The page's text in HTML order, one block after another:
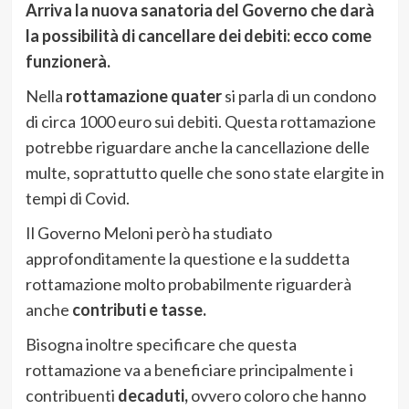
Arriva la nuova sanatoria del Governo che darà
la possibilità di cancellare dei debiti: ecco come
funzionerà.
Nella rottamazione quatersi parla di un condono
di circa 1000 euro sui debiti. Questa rottamazione
potrebbe riguardare anche la cancellazione delle
multe, soprattutto quelle che sono state elargite in
tempi di Covid.
Il Governo Meloni però ha studiato
approfonditamente la questione e la suddetta
rottamazione molto probabilmente riguarderà
anche contributi e tasse.
Bisogna inoltre specificare che questa
rottamazione va a beneficiare principalmente i
contribuenti decaduti,ovvero coloro che hanno